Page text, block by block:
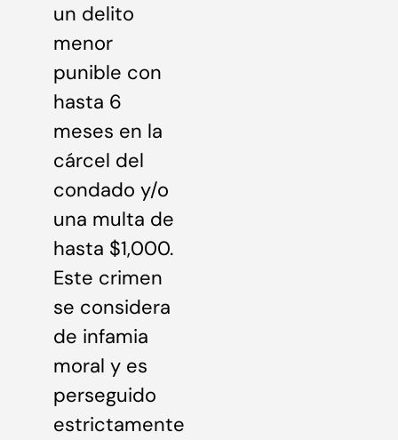
un delito
menor
punible con
hasta 6
meses en la
cárcel del
condado y/o
una multa de
hasta $1,000.
Este crimen
se considera
de infamia
moral y es
perseguido
estrictamente